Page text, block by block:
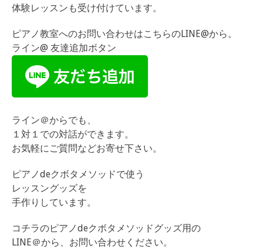
体験レッスンも受け付けています。
ピアノ教室へのお問い合わせはこちらのLINE@から。
ライン@ 友達追加ボタン
ライン＠からでも、
１対１での対話ができます。
お気軽にご質問などお寄せ下さい。
ピアノdeクボタメソッドで使う
レッスングッズを
手作りしています。
コチラのピアノdeクボタメソッドグッズ用の
LINE＠から、お問い合わせください。